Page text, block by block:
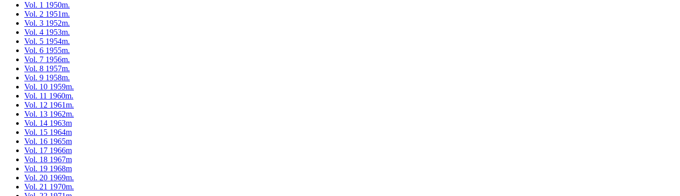
Vol. 1 1950m.
Vol. 2 1951m.
Vol. 3 1952m.
Vol. 4 1953m.
Vol. 5 1954m.
Vol. 6 1955m.
Vol. 7 1956m.
Vol. 8 1957m.
Vol. 9 1958m.
Vol. 10 1959m.
Vol. 11 1960m.
Vol. 12 1961m.
Vol. 13 1962m.
Vol. 14 1963m
Vol. 15 1964m
Vol. 16 1965m
Vol. 17 1966m
Vol. 18 1967m
Vol. 19 1968m
Vol. 20 1969m.
Vol. 21 1970m.